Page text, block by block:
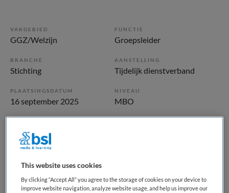
VAKGEBIED
GGZ/Welzijn
FUNCTIE
Groepsleider
BRANCHE
Stichting
AANSTELLING
Tijdelijk dienstverband
PLAATSINGSDATUM
16 september 2025
NIVEAU
MBO
Niet nader bepaald
Vacature niet beschikbaar
Deze vacature Begeleider | LVB+ woongroep bij Koninklijke
This website uses cookies
By clicking “Accept All” you agree to the storage of cookies on your device to
improve website navigation, analyze website usage, and help us improve our